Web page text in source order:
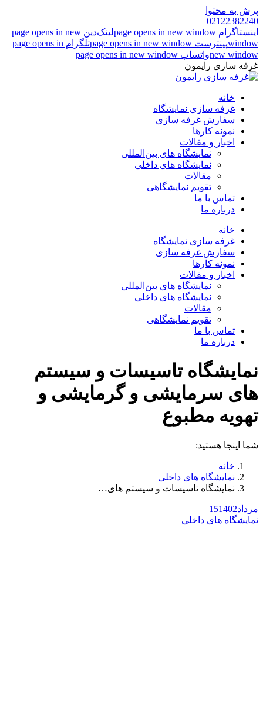
پرش به محتوا
02122382240
اینستاگرام page opens in new window
لینک‌دین page opens in new
windowپینترست page opens in new window
تلگرام page opens in
new windowواتساپ page opens in new window
غرفه سازی رایمون
خانه
غرفه سازی نمایشگاه
سفارش غرفه سازی
نمونه کارها
اخبار و مقالات
نمایشگاه های بین‌المللی
نمایشگاه های داخلی
مقالات
تقویم نمایشگاهی
تماس با ما
درباره ما
خانه
غرفه سازی نمایشگاه
سفارش غرفه سازی
نمونه کارها
اخبار و مقالات
نمایشگاه های بین‌المللی
نمایشگاه های داخلی
مقالات
تقویم نمایشگاهی
تماس با ما
درباره ما
نمایشگاه تاسیسات و سیستم
های سرمایشی و گرمایشی و
تهویه مطبوع
شما اینجا هستید:
خانه
نمایشگاه های داخلی
نمایشگاه تاسیسات و سیستم های…
مرداد 151402
نمایشگاه های داخلی